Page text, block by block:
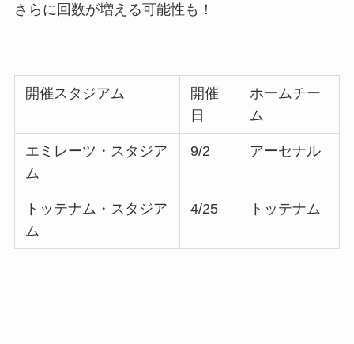
さらに回数が増える可能性も！
開催スタジアム
開催
日
ホームチー
ム
エミレーツ・スタジア
ム
9/2 アーセナル
トッテナム・スタジア
ム
4/25 トッテナム